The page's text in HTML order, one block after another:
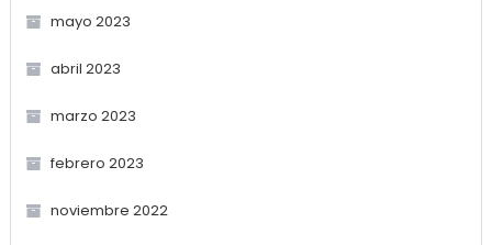
mayo 2023
abril 2023
marzo 2023
febrero 2023
noviembre 2022